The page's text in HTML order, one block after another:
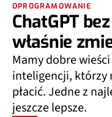
OPROGRAMOWANIE
ChatGPT
właśnie
Mamy dobre
inteligencji, którzy
płacić. Jedne z
jeszcze lepsze.